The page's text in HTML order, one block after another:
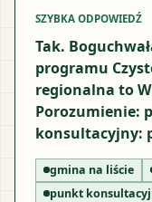
SZYBKA ODPOWIEDŹ
Tak.
programu
regionalna to
Porozumienie:
konsultacyjny:
gmina na liście
punkt